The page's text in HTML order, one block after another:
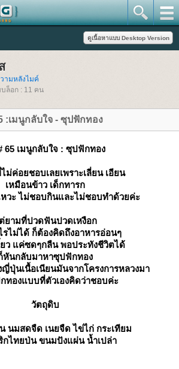
ามหลังไมค์
ล็อก : 11 คน
:เมนูกลับใจ - ซุปฟักทอง
65 เมนูกลับใจ : ซุปฟักทอง
ม่ค่อยชอบเลยเพราะเลี่ยน เอียน
เหมือนข้าว เด็กทารก
วะ ไม่ชอบกินและไม่ชอบทำด้วยค่ะ
ามที่ปวดฟันปวดเหงือก
รไม่ได้ ก็ต้องคิดถึงอาหารอ่อนๆ
ว แค่ซดๆกลืน พอประทังชีวิตได้
หันกลับมาหาซุปฟักทอง
ญี่ปุ่นเนื้อเนียนมันจากโครงการหลวงมา
ทองแบบที่ตัวเองคิดว่าชอบค่ะ
วัตถุดิบ
นมสดจืด เนยจืด ไข่ไก่ กระเทียม
กไทยป่น ขนมปังแผ่น น้ำเปล่า